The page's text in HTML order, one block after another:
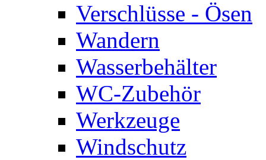
Verschlüsse - Ösen
Wandern
Wasserbehälter
WC-Zubehör
Werkzeuge
Windschutz